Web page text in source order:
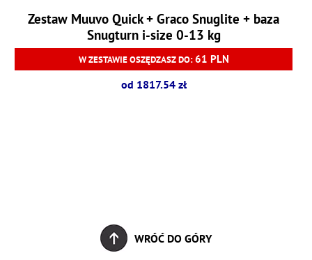
Zestaw Muuvo Quick + Graco Snuglite + baza
Snugturn i-size 0-13 kg
W ZESTAWIE OSZĘDZASZ DO:61 PLN
od 1817.54 zł
WRÓĆ DO GÓRY